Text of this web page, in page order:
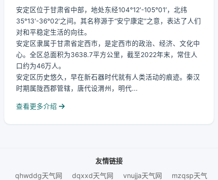
安定区位于甘肃省中部，地处东经104°12′-105°01′，北纬
35°13′-36°02′之间。其名称源于“安宁康定”之意，表达了人们
对和平稳定生活的向往。
安定区隶属于甘肃省定西市，是定西市的政治、经济、文化中
心。全区总面积为3638.7平方公里，截至2022年末，常住人
口约为46万人。
安定区历史悠久，早在新石器时代就有人类活动的痕迹。秦汉
时期属陇西郡管辖，唐代设渭州，明代...
查看更多介绍
友情链接
qhwddg天气网
dqxxd天气网 vnujja天气网 mzqsp天气